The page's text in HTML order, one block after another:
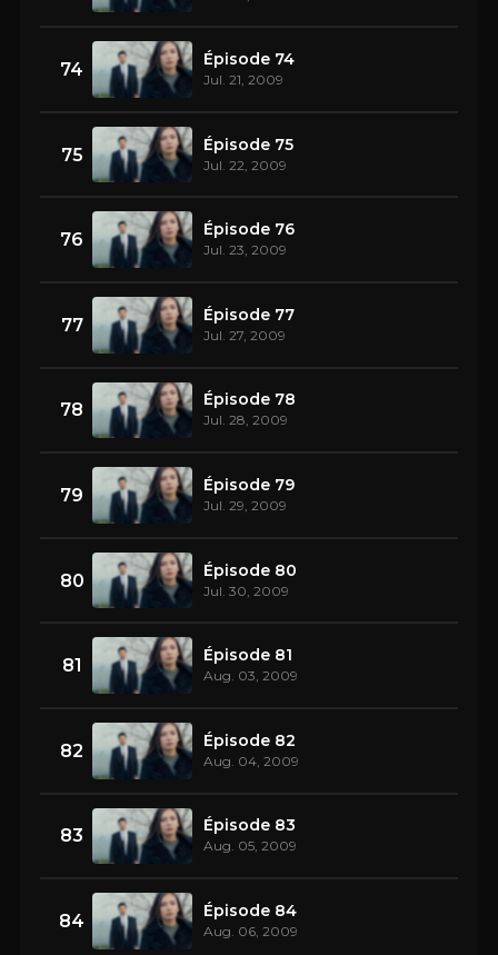
74 Épisode 74
Jul. 21, 2009
75 Épisode 75
Jul. 22, 2009
76 Épisode 76
Jul. 23, 2009
77 Épisode 77
Jul. 27, 2009
78 Épisode 78
Jul. 28, 2009
79 Épisode 79
Jul. 29, 2009
80 Épisode 80
Jul. 30, 2009
81 Épisode 81
Aug. 03, 2009
82 Épisode 82
Aug. 04, 2009
83 Épisode 83
Aug. 05, 2009
84 Épisode 84
Aug. 06, 2009